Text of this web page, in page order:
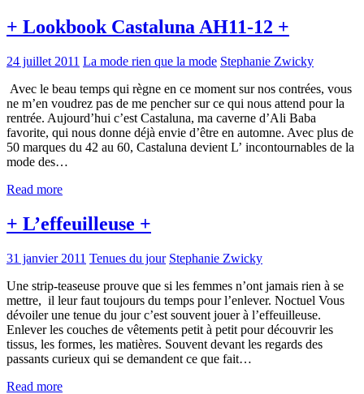
+ Lookbook Castaluna AH11-12 +
24 juillet 2011 La mode rien que la mode Stephanie Zwicky
Avec le beau temps qui règne en ce moment sur nos contrées, vous
ne m’en voudrez pas de me pencher sur ce qui nous attend pour la
rentrée. Aujourd’hui c’est Castaluna, ma caverne d’Ali Baba
favorite, qui nous donne déjà envie d’être en automne. Avec plus de
50 marques du 42 au 60, Castaluna devient L’ incontournables de la
mode des…
Read more
+ L’effeuilleuse +
31 janvier 2011 Tenues du jour Stephanie Zwicky
Une strip-teaseuse prouve que si les femmes n’ont jamais rien à se
mettre, il leur faut toujours du temps pour l’enlever. Noctuel Vous
dévoiler une tenue du jour c’est souvent jouer à l’effeuilleuse.
Enlever les couches de vêtements petit à petit pour découvrir les
tissus, les formes, les matières. Souvent devant les regards des
passants curieux qui se demandent ce que fait…
Read more